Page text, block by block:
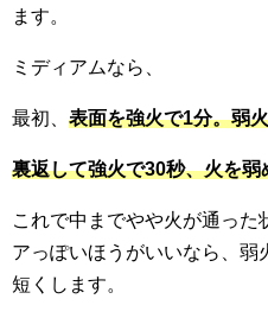
ます。
ミディアムなら、
最初、 表面を強火で1分。弱
裏返して強火で30秒、火を弱
これで中までやや火が通った
アっぽいほうがいいなら、
短くします。